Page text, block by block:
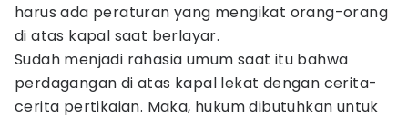
harus ada peraturan yang mengikat orang-orang
di atas kapal saat berlayar.
Sudah menjadi rahasia umum saat itu bahwa
perdagangan di atas kapal lekat dengan cerita-
cerita pertikaian. Maka, hukum dibutuhkan untuk